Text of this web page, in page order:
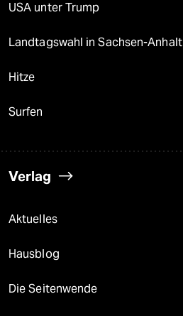
USA unter Trump
Landtagswahl in Sachsen-Anhalt
Hitze
Surfen
Verlag
Aktuelles
Hausblog
Die Seitenwende